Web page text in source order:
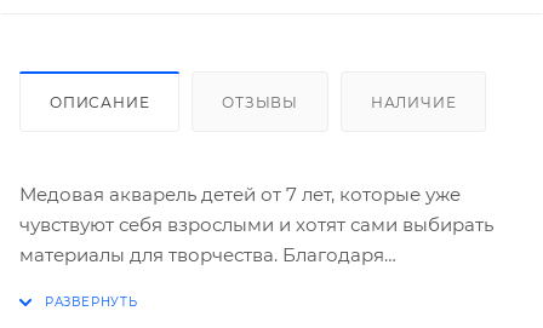
ОПИСАНИЕ ОТЗЫВЫ НАЛИЧИЕ
Медовая акварель детей от 7 лет, которые уже
чувствуют себя взрослыми и хотят сами выбирать
материалы для творчества. Благодаря